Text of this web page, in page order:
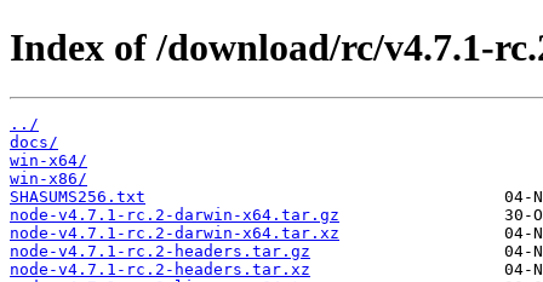
Index of /download/rc/v4.7.1-
../
docs/
win-x64/
win-x86/
SHASUMS256.txt
node-v4.7.1-rc.2-darwin-x64.tar.gz
node-v4.7.1-rc.2-darwin-x64.tar.xz
node-v4.7.1-rc.2-headers.tar.gz
node-v4.7.1-rc.2-headers.tar.xz